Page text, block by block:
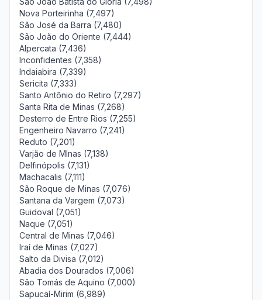
Nova Porteirinha (7,497)
São José da Barra (7,480)
São João do Oriente (7,444)
Alpercata (7,436)
Inconfidentes (7,358)
Indaiabira (7,339)
Sericita (7,333)
Santo Antônio do Retiro (7,297)
Santa Rita de Minas (7,268)
Desterro de Entre Rios (7,255)
Engenheiro Navarro (7,241)
Reduto (7,201)
Varjão de MInas (7,138)
Delfinópolis (7,131)
Machacalis (7,111)
São Roque de Minas (7,076)
Santana da Vargem (7,073)
Guidoval (7,051)
Naque (7,051)
Central de Minas (7,046)
Iraí de Minas (7,027)
Salto da Divisa (7,012)
Abadia dos Dourados (7,006)
São Tomás de Aquino (7,000)
Sapucaí-Mirim (6,989)